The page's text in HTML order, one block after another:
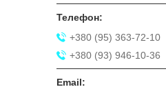
+380 (95) 363-72-10
+380 (93) 946-10-36